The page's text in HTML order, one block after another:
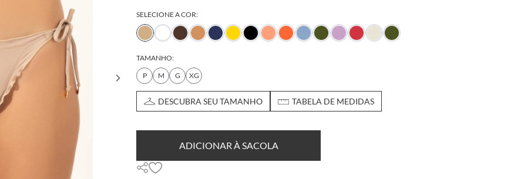
SELECIONE A COR:
TAMANHO:
P
M G XG
DESCUBRA SEU TAMANHO TABELA DE MEDIDAS
ADICIONAR À SACOLA